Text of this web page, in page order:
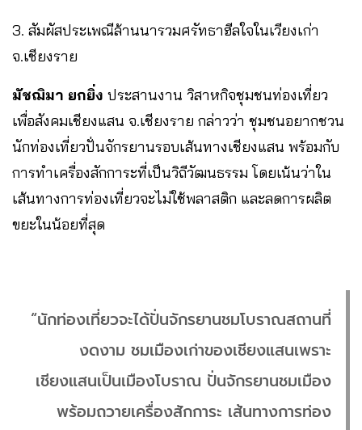
3. สัมผัสประเพณีล้านนารวมศรัทธาฮีลใจในเวียงเก่า
จ.เชียงราย
มัชฌิมา ยกยิ่ง ประสานงาน วิสาหกิจชุมชนท่องเที่ยว
เพื่อสังคมเชียงแสน จ.เชียงราย กล่าวว่า ชุมชนอยากชวน
นักท่องเที่ยวปั่นจักรยานรอบเส้นทางเชียงแสน พร้อมกับ
การทำเครื่องสักการะที่เป็นวิถีวัฒนธรรม โดยเน้นว่าใน
เส้นทางการท่องเที่ยวจะไม่ใช้พลาสติก และลดการผลิต
ขยะในน้อยที่สุด
“นักท่องเที่ยวจะได้ปั่นจักรยานชมโบราณสถานที่
งดงาม ชมเมืองเก่าของเชียงแสนเพราะ
เชียงแสนเป็นเมืองโบราณ ปั่นจักรยานชมเมือง
พร้อมถวายเครื่องสักการะ เส้นทางการท่อง